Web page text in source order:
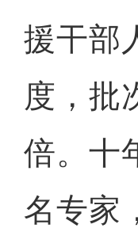
援干部
度，批
倍。十
名专家